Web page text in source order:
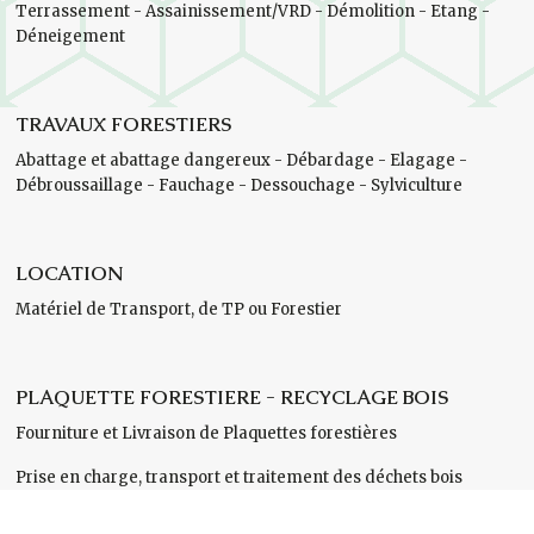
Terrassement - Assainissement/VRD - Démolition - Etang -
Déneigement
TRAVAUX FORESTIERS
Abattage et abattage dangereux - Débardage - Elagage -
Débroussaillage - Fauchage - Dessouchage - Sylviculture
LOCATION
Matériel de Transport, de TP ou Forestier
PLAQUETTE FORESTIERE - RECYCLAGE BOIS
Fourniture et Livraison de Plaquettes forestières
Prise en charge, transport et traitement des déchets bois